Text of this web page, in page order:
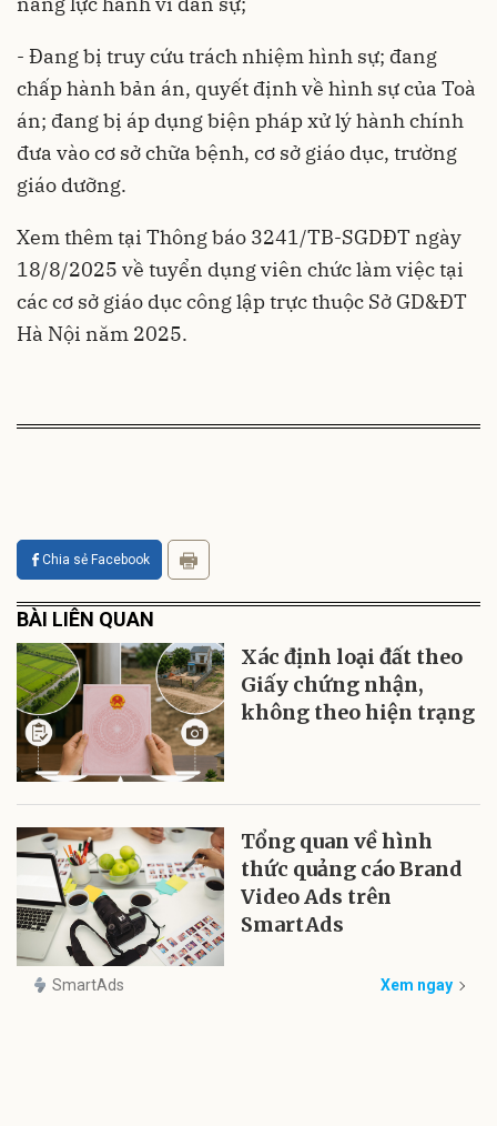
- Đang bị truy cứu trách nhiệm hình sự; đang
chấp hành bản án, quyết định về hình sự của Toà
án; đang bị áp dụng biện pháp xử lý hành chính
đưa vào cơ sở chữa bệnh, cơ sở giáo dục, trường
giáo dưỡng.
Xem thêm tại Thông báo 3241/TB-SGDĐT ngày
18/8/2025 về tuyển dụng viên chức làm việc tại
các cơ sở giáo dục công lập trực thuộc Sở GD&ĐT
Hà Nội năm 2025.
Chia sẻ Facebook
BÀI LIÊN QUAN
Xác định loại đất theo
Giấy chứng nhận,
không theo hiện trạng
Tổng quan về hình
thức quảng cáo Brand
Video Ads trên
SmartAds
SmartAds Xem ngay